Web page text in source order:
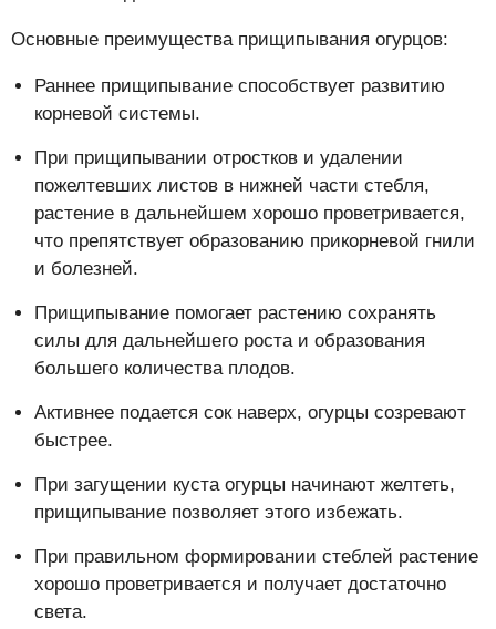
Основные преимущества прищипывания огурцов:
Раннее прищипывание способствует развитию
корневой системы.
При прищипывании отростков и удалении
пожелтевших листов в нижней части стебля,
растение в дальнейшем хорошо проветривается,
что препятствует образованию прикорневой гнили
и болезней.
Прищипывание помогает растению сохранять
силы для дальнейшего роста и образования
большего количества плодов.
Активнее подается сок наверх, огурцы созревают
быстрее.
При загущении куста огурцы начинают желтеть,
прищипывание позволяет этого избежать.
При правильном формировании стеблей растение
хорошо проветривается и получает достаточно
света.